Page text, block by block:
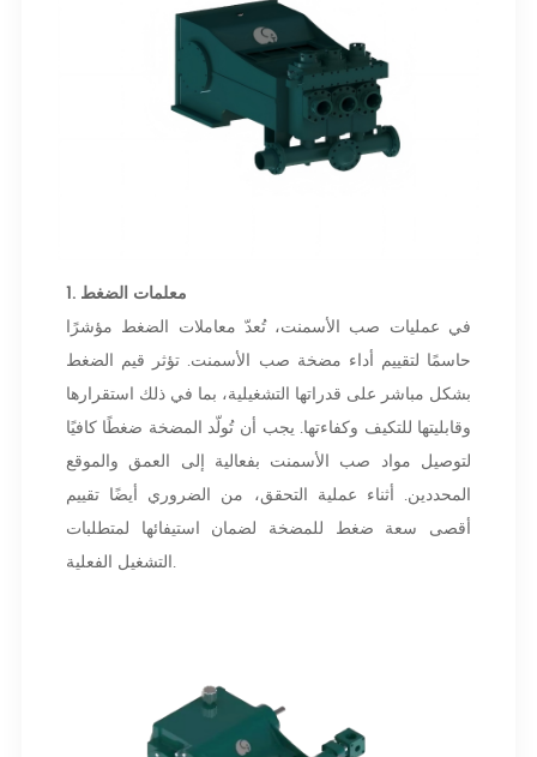
1. معلمات الضغط
في عمليات صب الأسمنت، تُعدّ معاملات الضغط مؤشرًا
حاسمًا لتقييم أداء مضخة صب الأسمنت. تؤثر قيم الضغط
بشكل مباشر على قدراتها التشغيلية، بما في ذلك استقرارها
وقابليتها للتكيف وكفاءتها. يجب أن تُولّد المضخة ضغطًا كافيًا
لتوصيل مواد صب الأسمنت بفعالية إلى العمق والموقع
المحددين. أثناء عملية التحقق، من الضروري أيضًا تقييم
أقصى سعة ضغط للمضخة لضمان استيفائها لمتطلبات
التشغيل الفعلية.